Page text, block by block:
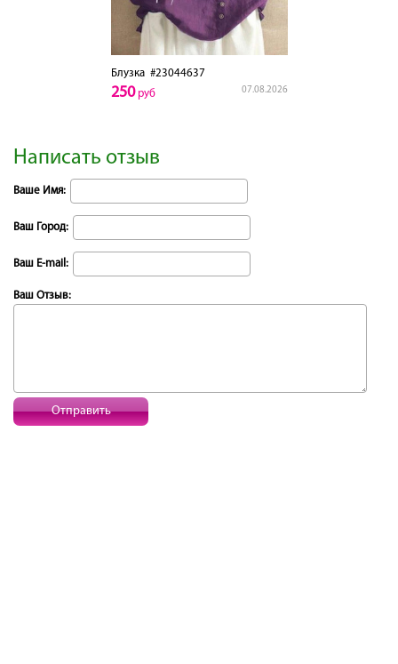
Блузка#23044637
07.08.2026
250руб
Написать отзыв
Ваше Имя:
Ваш Город:
Ваш E-mail:
Ваш Отзыв:
Отправить